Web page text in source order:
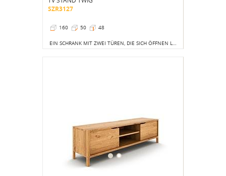
SZR3127
160 50 48
EIN SCHRANK MIT ZWEI TÜREN, DIE SICH ÖFFNEN LASSEN, UND ZWEI PRAKTISCHE OFFENE REGALE VERBINDEN FUNKTIONALITÄT MIT EINEM AUßERGEWÖHNLICHEN LOOK.